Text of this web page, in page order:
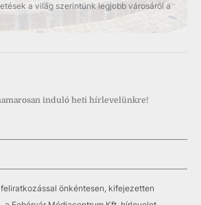
a világ szerintünk legjobb városáról a
induló heti hírlevelünkre!
önkéntesen, kifejezetten